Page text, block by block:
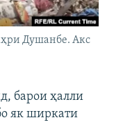
Душанбе. Акс
барои ҳалли
як ширкати